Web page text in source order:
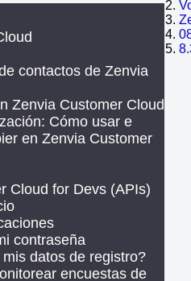
contactos de Zenvia
Zenvia Customer Cloud
Cómo usar e
en Zenvia Customer
Cloud for Devs (APIs)
contraseña
datos de registro?
encuestas de